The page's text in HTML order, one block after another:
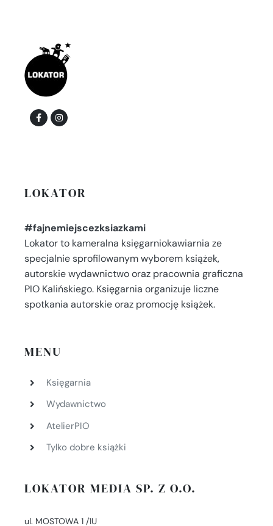
LOKATOR
#fajnemiejscezksiazkami
Lokator to kameralna księgarniokawiarnia ze
specjalnie sprofilowanym wyborem książek,
autorskie wydawnictwo oraz pracownia graficzna
PIO Kalińskiego. Księgarnia organizuje liczne
spotkania autorskie oraz promocję książek.
MENU
Księgarnia
Wydawnictwo
AtelierPIO
Tylko dobre książki
LOKATOR MEDIA SP. Z O.O.
ul. MOSTOWA 1 /1U